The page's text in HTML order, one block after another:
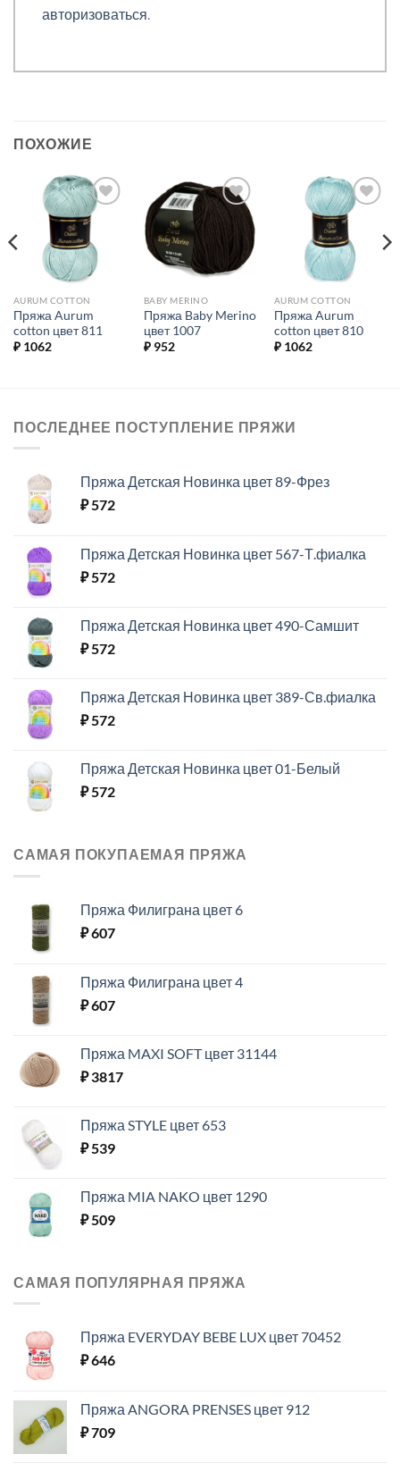
авторизоваться.
ПОХОЖИЕ
Добавить в
избранное.
AURUM COTTON
Пряжа Aurum
cotton цвет 811
₽1062
Добавить в
избранное.
BABY MERINO
Пряжа Baby Merino
цвет 1007
₽952
Добавить в
избранное.
AURUM COTTON
Пряжа Aurum
cotton цвет 810
₽1062
ПОСЛЕДНЕЕ ПОСТУПЛЕНИЕ ПРЯЖИ
Пряжа Детская Новинка цвет 89-Фрез
₽572
Пряжа Детская Новинка цвет 567-Т.фиалка
₽572
Пряжа Детская Новинка цвет 490-Самшит
₽572
Пряжа Детская Новинка цвет 389-Св.фиалка
₽572
Пряжа Детская Новинка цвет 01-Белый
₽572
САМАЯ ПОКУПАЕМАЯ ПРЯЖА
Пряжа Филиграна цвет 6
₽607
Пряжа Филиграна цвет 4
₽607
Пряжа MAXI SOFT цвет 31144
₽3817
Пряжа STYLE цвет 653
₽539
Пряжа MIA NAKO цвет 1290
₽509
САМАЯ ПОПУЛЯРНАЯ ПРЯЖА
Пряжа EVERYDAY BEBE LUX цвет 70452
₽646
Пряжа ANGORA PRENSES цвет 912
₽709